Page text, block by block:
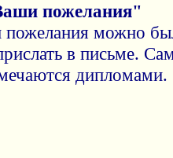
пожелания"
пожелания можно
в письме.
дипломами.